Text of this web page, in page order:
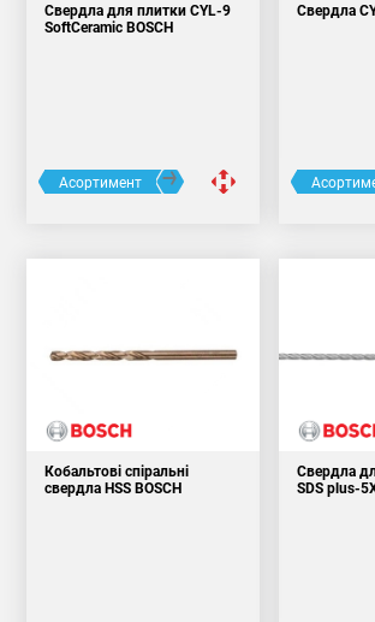
Свердла для плитки CYL-9
SoftCeramic BOSCH
Асортимент
Свердла
Кобальтові спіральні
свердла HSS BOSCH
Свердла
SDS plus-